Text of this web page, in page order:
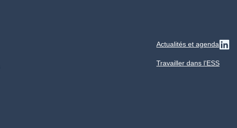
Actualités et agenda
Travailler dans l’ESS